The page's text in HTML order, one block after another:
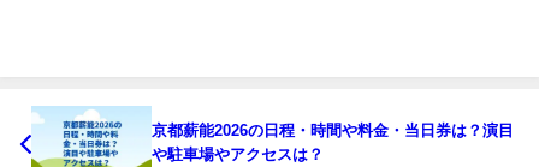
京都薪能2026の日程・時間や料金・当日券は？演目
や駐車場やアクセスは？